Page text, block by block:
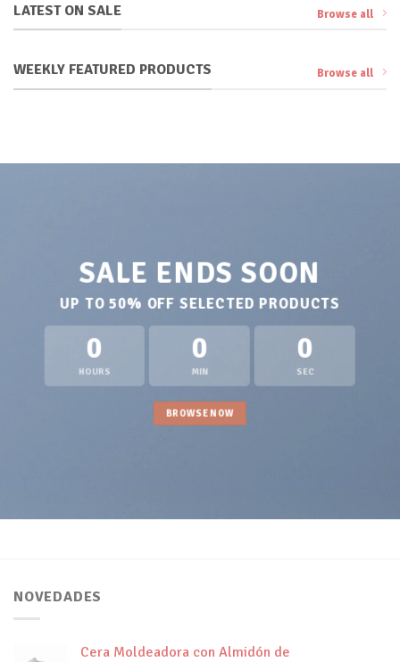
LATEST ON SALE Browse all
WEEKLY FEATURED PRODUCTS Browse all
SALE ENDS SOON
UP TO50% OFF SELECTED PRODUCTS
0
HOURS
0
MIN
0
SEC
BROWSE NOW
NOVEDADES
Cera Moldeadora con Almidón de